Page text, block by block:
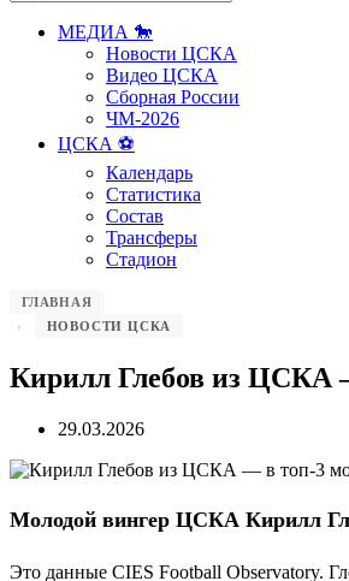
МЕДИА 🐎
Новости ЦСКА
Видео ЦСКА
Сборная России
ЧМ-2026
ЦСКА ⚽️
Календарь
Статистика
Состав
Трансферы
Стадион
ГЛАВНАЯ
НОВОСТИ ЦСКА
Кирилл Глебов из ЦСКА
29.03.2026
Молодой вингер ЦСКА Кирилл
Это данные CIES Football Observatory.